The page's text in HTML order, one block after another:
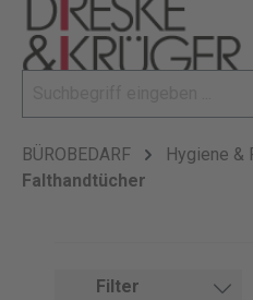
BÜROBEDARF
Hygiene &
Falthandtücher
Filter